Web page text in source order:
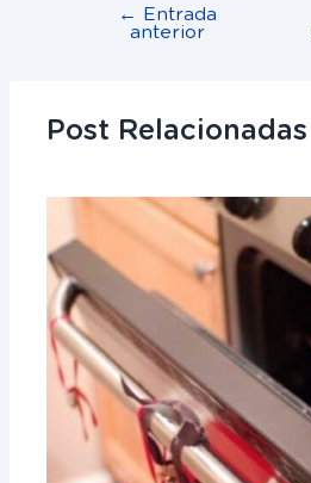
← Entrada
anterior
Post Relacionadas